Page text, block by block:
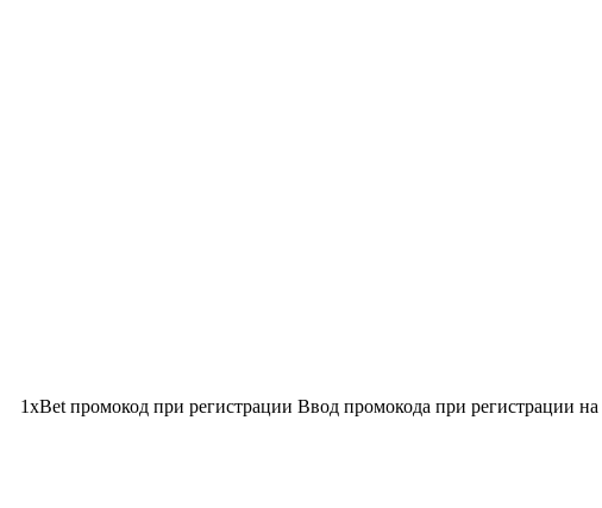
1xBet промокод при регистрации Ввод промокода при регистрации на